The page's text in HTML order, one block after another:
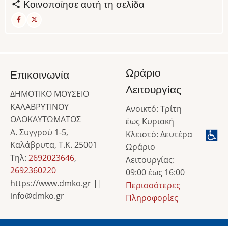
Κοινοποίησε αυτή τη σελίδα
Επικοινωνία
ΔΗΜΟΤΙΚΟ ΜΟΥΣΕΙΟ
ΚΑΛΑΒΡΥΤΙΝΟΥ
ΟΛΟΚΑΥΤΩΜΑΤΟΣ
Α. Συγγρού 1-5,
Καλάβρυτα, Τ.Κ. 25001
Τηλ: 2692023646,
2692360220
https://www.dmko.gr ||
info@dmko.gr
Ωράριο
Λειτουργίας
Ανοικτό: Τρίτη
έως Κυριακή
Κλειστό: Δευτέρα
Ωράριο
Λειτουργίας:
09:00 έως 16:00
Περισσότερες
Πληροφορίες